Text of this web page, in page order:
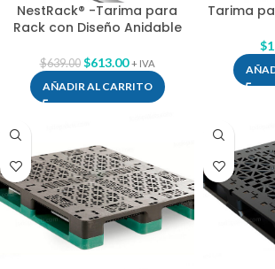
NestRack® -Tarima para
Rack con Diseño Anidable
$639.00 $613.00 + IVA
AÑADIR AL CARRITO
Tarima
$